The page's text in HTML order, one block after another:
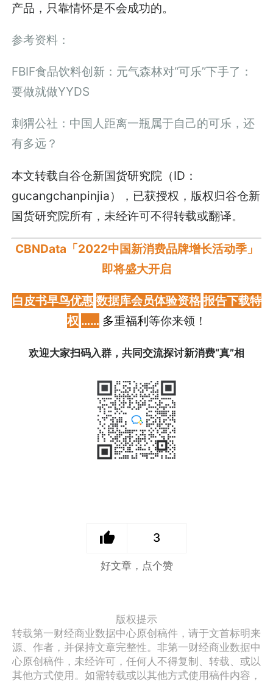
产品，只靠情怀是不会成功的。
参考资料：
FBIF食品饮料创新：元气森林对“可乐”下手了：
要做就做YYDS
刺猬公社：中国人距离一瓶属于自己的可乐，还
有多远？
本文转载自谷仓新国货研究院（ID：
gucangchanpinjia），已获授权，版权归谷仓新
国货研究院所有，未经许可不得转载或翻译。
CBNData「2022中国新消费品牌增长活动季」
即将盛大开启
白皮书早鸟优惠 数据库会员体验资格 报告下载特
权 …… 多重福利等你来领！
欢迎大家扫码入群，共同交流探讨新消费“真”相
3
好文章，点个赞
版权提示
转载第一财经商业数据中心原创稿件，请于文首标明来
源、作者，并保持文章完整性。非第一财经商业数据中
心原创稿件，未经许可，任何人不得复制、转载、或以
其他方式使用。如需转载或以其他方式使用稿件内容，